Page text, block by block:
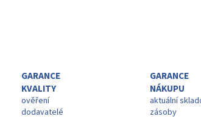
GARANCE
KVALITY
ověření
dodavatelé
GARANCE
NÁKUPU
aktuální
zásoby